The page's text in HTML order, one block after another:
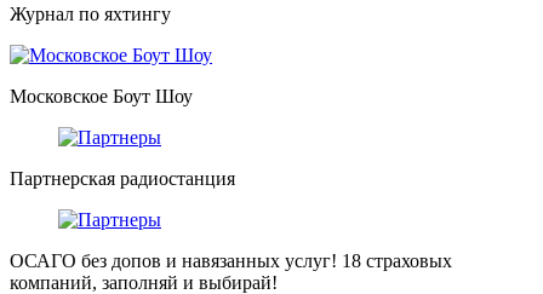
Журнал по яхтингу
Московское Боут Шоу
Партнерская радиостанция
ОСАГО без допов и навязанных услуг! 18 страховых
компаний, заполняй и выбирай!